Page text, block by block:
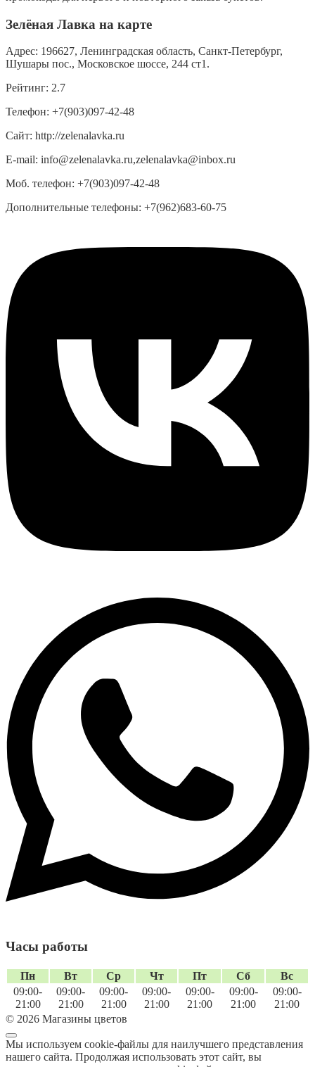
Зелёная Лавка на карте
Адрес: 196627, Ленинградская область, Санкт-Петербург,
Шушары пос., Московское шоссе, 244 ст1.
Рейтинг: 2.7
Телефон: +7(903)097-42-48
Сайт: http://zelenalavka.ru
E-mail: info@zelenalavka.ru,zelenalavka@inbox.ru
Моб. телефон: +7(903)097-42-48
Дополнительные телефоны: +7(962)683-60-75
Часы работы
Пн Вт Ср Чт Пт Сб
Вс
09:00-
21:00
09:00-
21:00
09:00-
21:00
09:00-
21:00
09:00-
21:00
09:00-
21:00
09:00-
21:00
© 2026 Магазины цветов
Мы используем cookie-файлы для наилучшего представления
нашего сайта. Продолжая использовать этот сайт, вы